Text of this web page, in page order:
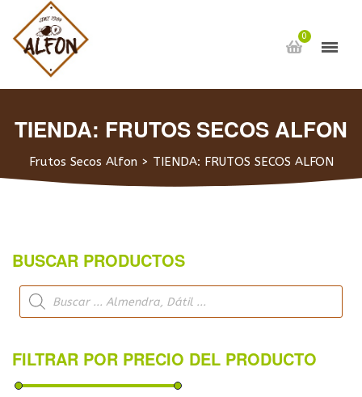
0
TIENDA: FRUTOS SECOS ALFON
Frutos Secos Alfon > TIENDA: FRUTOS SECOS ALFON
BUSCAR PRODUCTOS
FILTRAR POR PRECIO DEL PRODUCTO